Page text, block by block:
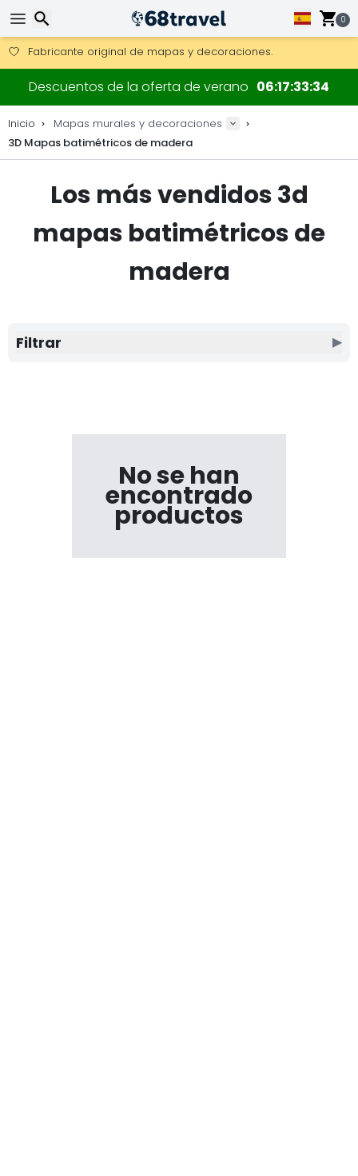
0
Envío DHL 1 día disponible.
30 días para devoluciones, 90 días para mapas de madera
Fabricante original de mapas y decoraciones.
Descuentos de la oferta de verano 06 17 33 34
Inicio
Mapas murales y decoraciones
3D Mapas batimétricos de madera
Los más vendidos 3d
mapas batimétricos de
madera
No se han
encontrado
productos
Filtrar ▶
Buscar